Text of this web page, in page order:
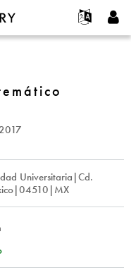
erstellen
Universitaria|Cd.